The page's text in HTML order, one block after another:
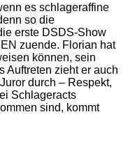
es schlageraffine
so die
erste DSDS-Show
zuende. Florian hat
können, sein
Auftreten zieht er auch
durch – Respekt,
Schlageracts
sind, kommt